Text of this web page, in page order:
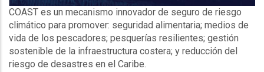
Description
COAST es un mecanismo innovador de seguro de riesgo
climático para promover: seguridad alimentaria; medios de
vida de los pescadores; pesquerías resilientes; gestión
sostenible de la infraestructura costera; y reducción del
riesgo de desastres en el Caribe.